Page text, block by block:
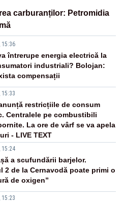
carburanților: Petromidia
15:36
întrerupe energia electrică la
industriali? Bolojan:
compensații
15:33
restricțiile de consum
Centralele pe combustibili
La ore de vârf se va apela
- LIVE TEXT
15:24
a scufundării barjelor.
2 de la Cernavodă poate primi o
de oxigen”
15:23